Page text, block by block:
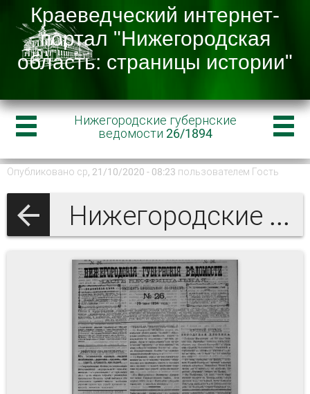
Нижегородские губернские
ведомости 26/1894
Опубликовано ср, 21/10/2020 - 08:23 пользователем Гость
Нижегородские губернские ведомости 1894